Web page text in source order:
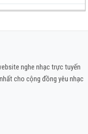
nghe nhạc trực tuyến
cho cộng đồng yêu nhạc